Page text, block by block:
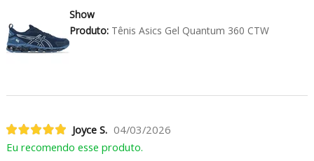
Show
Produto:Tênis Asics Gel Quantum 360 CTW
Joyce S. 04/03/2026
Eu recomendo esse produto.